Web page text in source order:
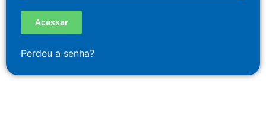
Acessar
Perdeu a senha?